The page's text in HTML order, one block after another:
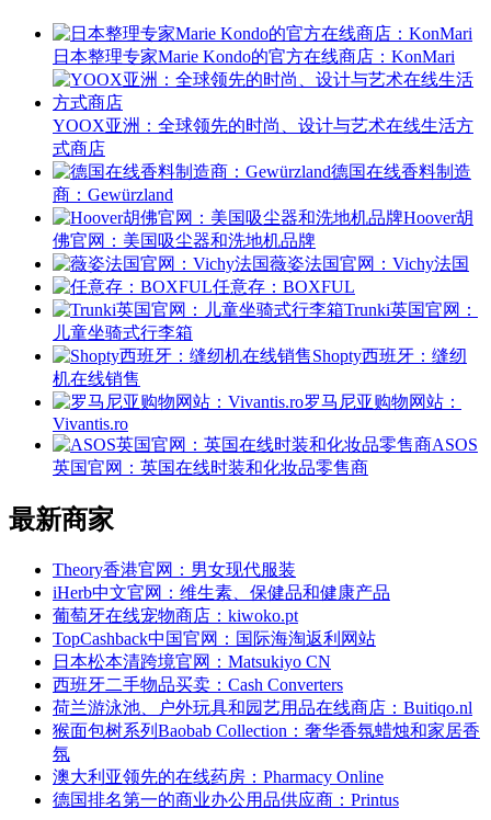
日本整理专家Marie Kondo的官方在线商店：KonMari
YOOX亚洲：全球领先的时尚、设计与艺术在线生活方
式商店
德国在线香料制造
商：Gewürzland
Hoover胡
佛官网：美国吸尘器和洗地机品牌
薇姿法国官网：Vichy法国
任意存：BOXFUL
Trunki英国官网：
儿童坐骑式行李箱
Shopty西班牙：缝纫
机在线销售
罗马尼亚购物网站：
Vivantis.ro
ASOS
英国官网：英国在线时装和化妆品零售商
最新商家
Theory香港官网：男女现代服装
iHerb中文官网：维生素、保健品和健康产品
葡萄牙在线宠物商店：kiwoko.pt
TopCashback中国官网：国际海淘返利网站
日本松本清跨境官网：Matsukiyo CN
西班牙二手物品买卖：Cash Converters
荷兰游泳池、户外玩具和园艺用品在线商店：Buitiqo.nl
猴面包树系列Baobab Collection：奢华香氛蜡烛和家居香
氛
澳大利亚领先的在线药房：Pharmacy Online
德国排名第一的商业办公用品供应商：Printus